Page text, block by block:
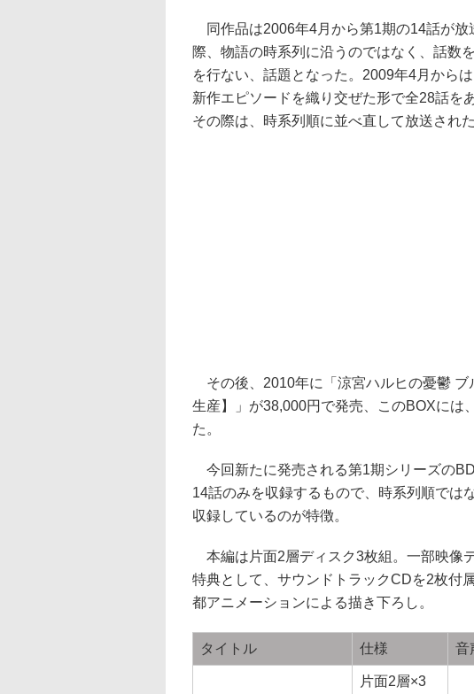
同作品は2006年4月から第1期の14話が放
際、物語の時系列に沿うのではなく、話数
を行ない、話題となった。2009年4月からは
新作エピソードを織り交ぜた形で全28話を
その際は、時系列順に並べ直して放送された
その後、2010年に「涼宮ハルヒの憂鬱 ブ
生産】」が38,000円で発売、このBOXには
た。
今回新たに発売される第1期シリーズの
14話のみを収録するもので、時系列順では
収録しているのが特徴。
本編は片面2層ディスク3枚組。一部映像
特典として、サウンドトラックCDを2枚付
都アニメーションによる描き下ろし。
タイトル 仕様 音
片面2層×3